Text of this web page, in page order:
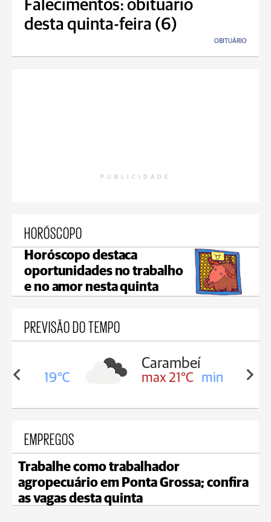
Falecimentos: obituário
desta quinta-feira (6)
OBITUÁRIO
PUBLICIDADE
HORÓSCOPO
Horóscopo destaca
oportunidades no trabalho
e no amor nesta quinta
PREVISÃO DO TEMPO
19°C
Carambeí
max 21°C min 18°C
EMPREGOS
Trabalhe como trabalhador
agropecuário em Ponta Grossa; confira
as vagas desta quinta